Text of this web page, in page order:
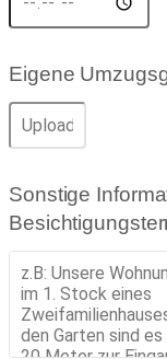
Eigene
Sonstige